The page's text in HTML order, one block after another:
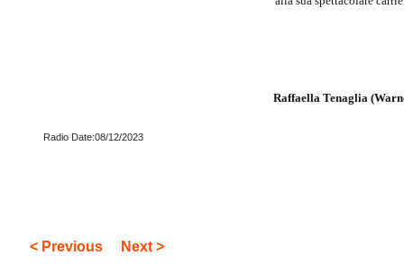
Raffaella Tenaglia
Radio Date:08/12/2023
< Previous Next >